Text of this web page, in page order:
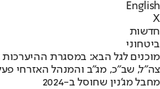
English
X
חדשות
ביטחוני
מוכנים לגל הבא: במסגרת
צה"ל, שב"כ, מג"ב והמנהל האזרחי
מחבל מג'נין שחוסל ב-2024